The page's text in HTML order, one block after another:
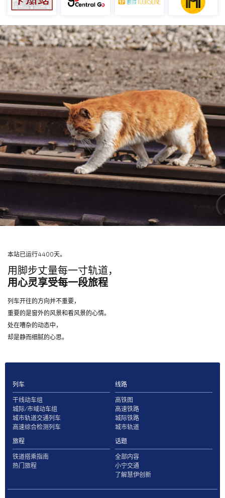
本站已运行4400天。
用脚步丈量每一寸轨道，
用心灵享受每一段旅程
列车开往的方向并不重要，
重要的是窗外的风景和看风景的心情。
处在嘈杂的动态中，
却是静而细腻的心思。
列车
干线动车组
城际/市域动车组
城市轨道交通列车
高速综合检测列车
线路
高铁图
高速铁路
城际铁路
城市轨道
旅程
铁道搭乘指南
热门旅程
话题
全部内容
小宁交通
了解慧伊创新